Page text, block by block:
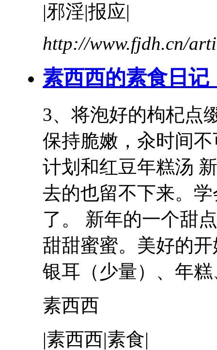
|邪淫|报应|
http://www.fjdh.cn/
素西西的素食日记
3、将泡好的枸杞点
保持脆嫩，汆时间
计划和红豆年糕汤
去的也留不下来。
了。 新年的一个甜
甜甜蜜蜜。美好的
银耳（少量）、年
素西西
|素西西|素食|